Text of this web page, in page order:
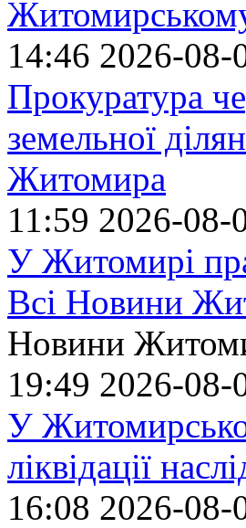
14:46 2026-08-
Прокуратура
земельної
Житомира
11:59 2026-08-
У Житомирі
Всі Новини
Новини
19:49 2026-08-
У
ліквідації
16:08 2026-08-